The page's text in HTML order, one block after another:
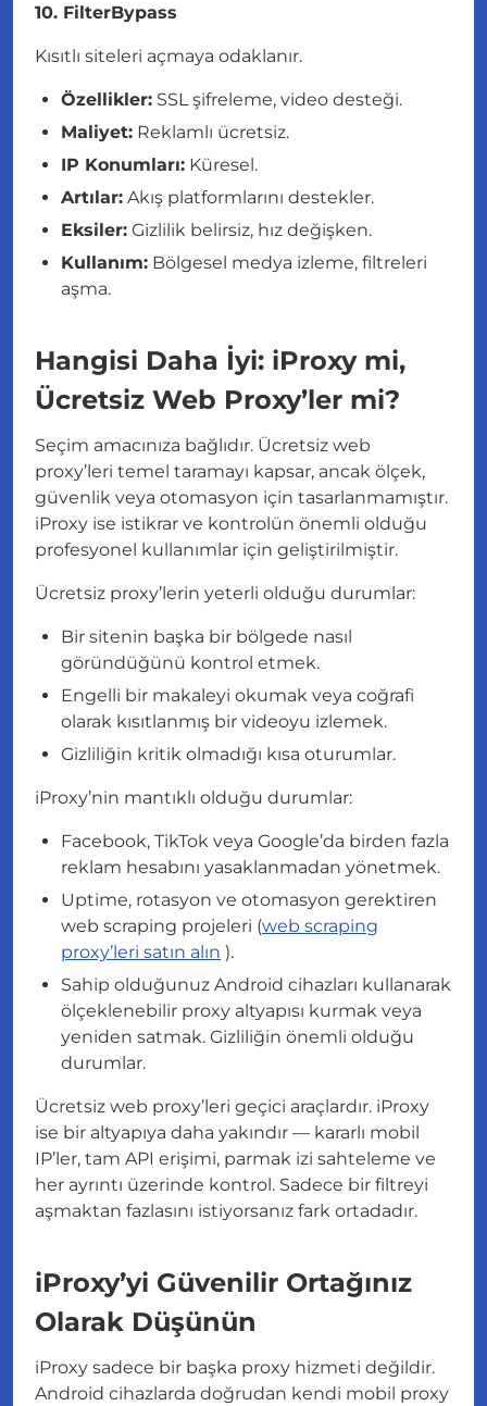
10. FilterBypass
Kısıtlı siteleri açmaya odaklanır.
Özellikler: SSL şifreleme, video desteği.
Maliyet: Reklamlı ücretsiz.
IP Konumları: Küresel.
Artılar: Akış platformlarını destekler.
Eksiler: Gizlilik belirsiz, hız değişken.
Kullanım: Bölgesel medya izleme, filtreleri
aşma.
Hangisi Daha İyi: iProxy mi,
Ücretsiz Web Proxy’ler mi?
Seçim amacınıza bağlıdır. Ücretsiz web
proxy’leri temel taramayı kapsar, ancak ölçek,
güvenlik veya otomasyon için tasarlanmamıştır.
iProxy ise istikrar ve kontrolün önemli olduğu
profesyonel kullanımlar için geliştirilmiştir.
Ücretsiz proxy’lerin yeterli olduğu durumlar:
Bir sitenin başka bir bölgede nasıl
göründüğünü kontrol etmek.
Engelli bir makaleyi okumak veya coğrafi
olarak kısıtlanmış bir videoyu izlemek.
Gizliliğin kritik olmadığı kısa oturumlar.
iProxy’nin mantıklı olduğu durumlar:
Facebook, TikTok veya Google’da birden fazla
reklam hesabını yasaklanmadan yönetmek.
Uptime, rotasyon ve otomasyon gerektiren
web scraping projeleri (web scraping
proxy’leri satın alın ).
Sahip olduğunuz Android cihazları kullanarak
ölçeklenebilir proxy altyapısı kurmak veya
yeniden satmak. Gizliliğin önemli olduğu
durumlar.
Ücretsiz web proxy’leri geçici araçlardır. iProxy
ise bir altyapıya daha yakındır — kararlı mobil
IP’ler, tam API erişimi, parmak izi sahteleme ve
her ayrıntı üzerinde kontrol. Sadece bir filtreyi
aşmaktan fazlasını istiyorsanız fark ortadadır.
iProxy’yi Güvenilir Ortağınız
Olarak Düşünün
iProxy sadece bir başka proxy hizmeti değildir.
Android cihazlarda doğrudan kendi mobil proxy